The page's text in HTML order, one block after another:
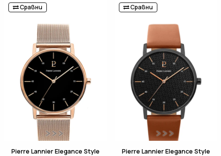
Сравни
Pierre Lannier Elegance Style
Сравни
Pierre Lannier Elegance Style